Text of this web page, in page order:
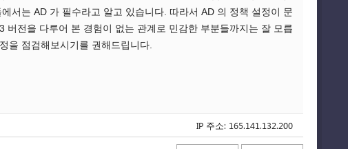
서는 AD 가 필수라고 알고 있습니다. 따라서 AD 의 정책 설정이 문
전을 다루어 본 경험이 없는 관계로 민감한 부분들까지는 잘 모릅
을 점검해보시기를 권해드립니다.
IP 주소: 165.141.132.200